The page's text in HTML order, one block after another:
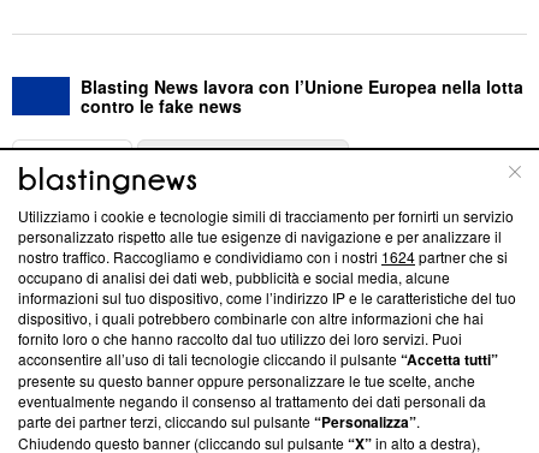
Blasting News lavora con l’Unione Europea nella lotta
contro le fake news
ABOUT
Questa sezione offre informazioni trasparenti su Blasting
News, sui nostri processi editoriali e su come ci impegniamo a
creare news di qualità. Inoltre, afferma la nostra aderenza a
‘Trust Project - News with Integrity’Blasting News non è
ancora membro del programma, ma ha richiesto di farne
parte; Trust Project non ha ancora effettuato una verifica di
conformità agli standard.
Su di noi
Utilizziamo i cookie e tecnologie simili di tracciamento per fornirti un servizio
personalizzato rispetto alle tue esigenze di navigazione e per analizzare il
nostro traffico. Raccogliamo e condividiamo con i nostri 1624partner che si
occupano di analisi dei dati web, pubblicità e social media, alcune
informazioni sul tuo dispositivo, come l’indirizzo IP e le caratteristiche del tuo
dispositivo, i quali potrebbero combinarle con altre informazioni che hai
fornito loro o che hanno raccolto dal tuo utilizzo dei loro servizi. Puoi
acconsentire all’uso di tali tecnologie cliccando il pulsante“Accetta tutti”
presente su questo banner oppure personalizzare le tue scelte, anche
eventualmente negando il consenso al trattamento dei dati personali da
parte dei partner terzi, cliccando sul pulsante“Personalizza”.
Chiudendo questo banner (cliccando sul pulsante“X”in alto a destra),